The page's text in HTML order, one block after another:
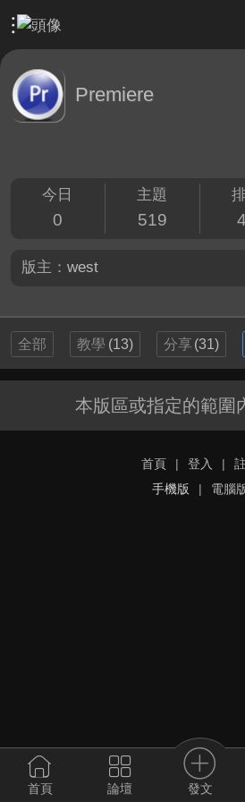
影片創作區 › 剪接軟硬體討論區 ›
Premiere
今日
0
主題
519
版主： west
全部 教學 (13) 分享 (31)
本版區或指定的範圍
首頁 | 登入 |
手機版
| 電腦
首頁 論壇 發文